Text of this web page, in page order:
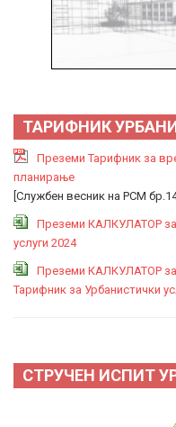
ТАРИФНИК
Преземи Тарифник за
планирање
[Службен весник на РСМ
Преземи КАЛКУЛАТОР за
услуги 2024
Преземи КАЛКУЛАТОР
Тарифник за Урбанистички
СТРУЧЕН ИСПИТ